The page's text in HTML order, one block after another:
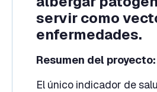
servir como
enfermedades.
Resumen del proyecto:
El único indicador de